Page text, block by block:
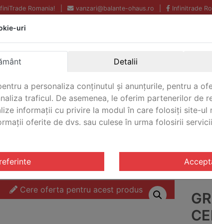
Romania! vanzari@balante-ohaus.ro Infinitrade
Echipamente profesionale
pentru laborator.
Garantie Internationala.
F1/ Greutate de test certificate Ohaus 10k OIML F1
Cere oferta pentru acest produs
uri
Detalii
a personaliza conținutul și anunțurile, pentru a
traficul. De asemenea, le oferim partenerilor de
informații cu privire la modul în care folosiți site-ul
oferite de dvs. sau culese în urma folosirii